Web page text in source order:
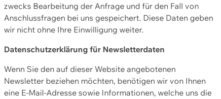
zwecks Bearbeitung der Anfrage und für den Fall von
Anschlussfragen bei uns gespeichert. Diese Daten geben
wir nicht ohne Ihre Einwilligung weiter.
Datenschutzerklärung für Newsletterdaten
Wenn Sie den auf dieser Website angebotenen
Newsletter beziehen möchten, benötigen wir von Ihnen
eine E-Mail-Adresse sowie Informationen, welche uns die